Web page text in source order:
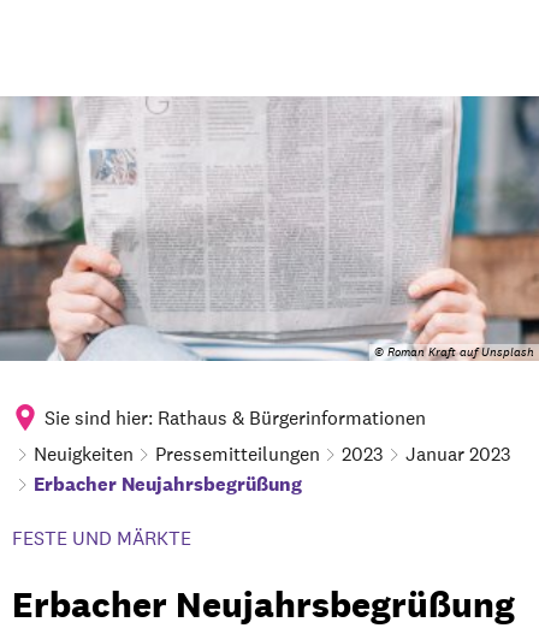
© Roman Kraft auf Unsplash
Sie sind hier: Rathaus & Bürgerinformationen
Neuigkeiten
Pressemitteilungen 2023 Januar 2023
Erbacher Neujahrsbegrüßung
FESTE UND MÄRKTE
Erbacher Neujahrsbegrüßung